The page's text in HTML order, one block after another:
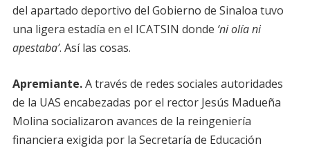
del apartado deportivo del Gobierno de Sinaloa tuvo
una ligera estadía en el ICATSIN donde ‘ni olía ni
apestaba’. Así las cosas.
Apremiante.A través de redes sociales autoridades
de la UAS encabezadas por el rector Jesús Madueña
Molina socializaron avances de la reingeniería
financiera exigida por la Secretaría de Educación